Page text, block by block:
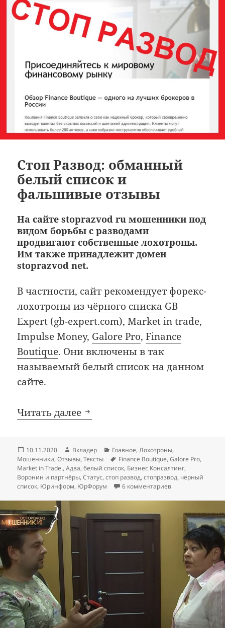
Стоп Развод: обманный
белый список и
фальшивые отзывы
На сайте stoprazvod ru мошенники под
видом борьбы с разводами
продвигают собственные лохотроны.
Им также принадлежит домен
stoprazvod net.
В частности, сайт рекомендует форекс-
лохотроныиз чёрного списка GB
Expert (gb-expert.com), Market in trade,
Impulse Money, Galore Pro,Finance
Boutique. Они включены в так
называемый белый список на данном
сайте.
Читать далее Стоп Развод: обманный
Опубликовано
10.11.2020 Автор
Вкладер Рубрики
Главное,Лохотроны,
Мошенники,Отзывы,Тексты Метки
Finance Boutique,Galore Pro,
Market in Trade.,Адва,белый список, Бизнес Консалтинг,
Воронин и партнёры,Статус,стоп развод,стопразвод, чёрный
список, Юринформ, ЮрФорум 6 комментариевк записи Стоп